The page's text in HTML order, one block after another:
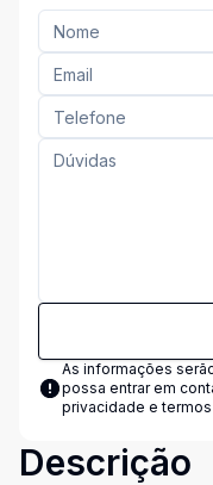
As informações
possa entrar em
privacidade e
Descrição